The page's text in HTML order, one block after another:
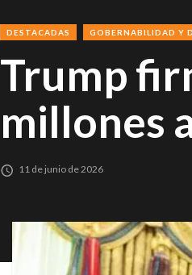
DESTACADAS GOBERNABILIDAD Y
Trump
millones
11 de junio de 2026